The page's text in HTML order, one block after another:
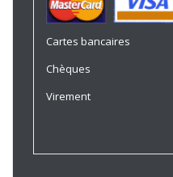
Cartes bancaires
Chèques
Virement